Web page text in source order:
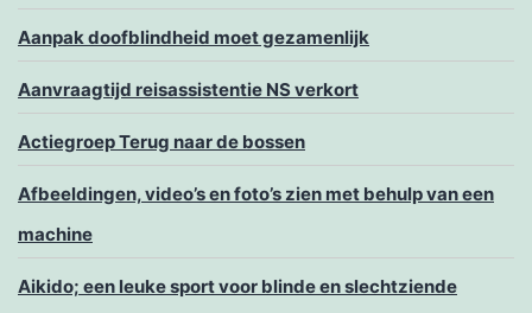
Aanpak doofblindheid moet gezamenlijk
Aanvraagtijd reisassistentie NS verkort
Actiegroep Terug naar de bossen
Afbeeldingen, video’s en foto’s zien met behulp van een
machine
Aikido; een leuke sport voor blinde en slechtziende